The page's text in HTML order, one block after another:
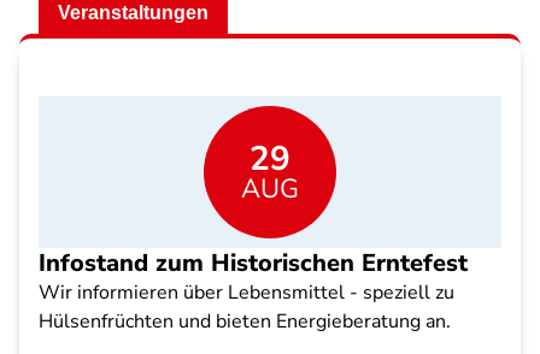
Veranstaltungen
29
AUG
Infostand zum Historischen Erntefest
Wir informieren über Lebensmittel - speziell zu
Hülsenfrüchten und bieten Energieberatung an.